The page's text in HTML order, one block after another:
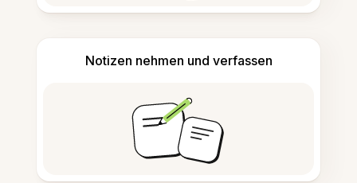
Notizen nehmen und verfassen